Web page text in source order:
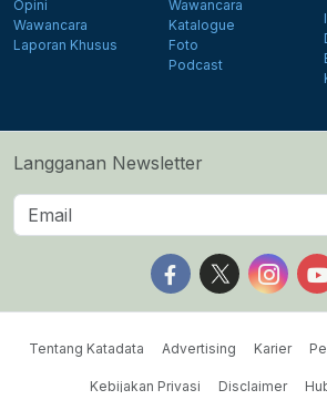
Opini
Wawancara
Laporan Khusus
Wawancara
Katalogue
Foto
Podcast
Langganan Newsletter
Follow us on
Follow us
Tentang Katadata Advertising Karier
Kebijakan Privasi Disclaimer